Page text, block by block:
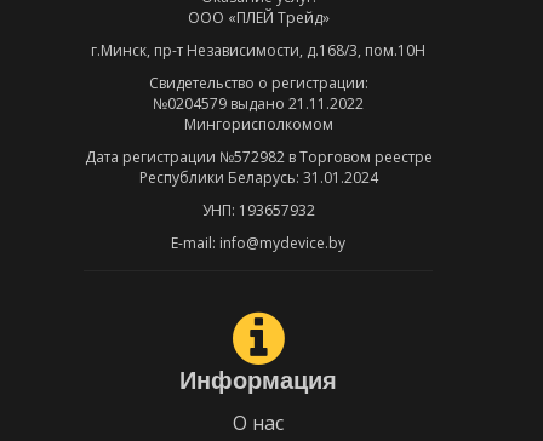
ООО «ПЛЕЙ Трейд»
г.Минск, пр-т Независимости, д.168/3, пом.10Н
Свидетельство о регистрации:
№0204579 выдано 21.11.2022
Мингорисполкомом
Дата регистрации №572982 в Торговом реестре
Республики Беларусь: 31.01.2024
УНП: 193657932
E-mail: info@mydevice.by
Информация
О нас